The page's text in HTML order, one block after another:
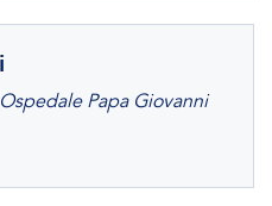
Papa Giovanni